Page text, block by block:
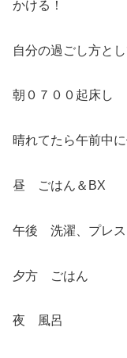
かける！
自分の過ごし方と
朝０７００起床し
晴れてたら午前中
昼 ごはん＆BX
午後 洗濯、プレス
夕方 ごはん
夜 風呂